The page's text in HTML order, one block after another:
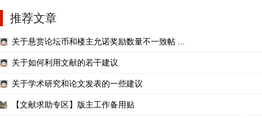
推荐文章
关于悬赏论坛币和楼主允诺奖励数量不一致帖 ...
关于如何利用文献的若干建议
关于学术研究和论文发表的一些建议
【文献求助专区】版主工作备用贴